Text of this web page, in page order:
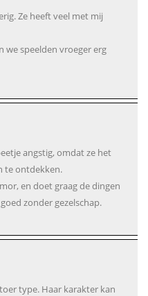
Ze heeft veel met mij
we speelden vroeger erg
angstig, omdat ze het
te ontdekken.
en doet graag de dingen
zonder gezelschap.
type. Haar karakter kan